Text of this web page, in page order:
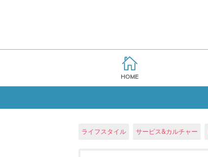
HOME
ライフスタイル サービス&カルチャー